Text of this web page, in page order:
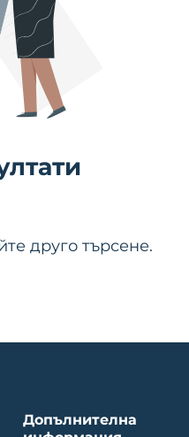
друго търсене.
Допълнителна